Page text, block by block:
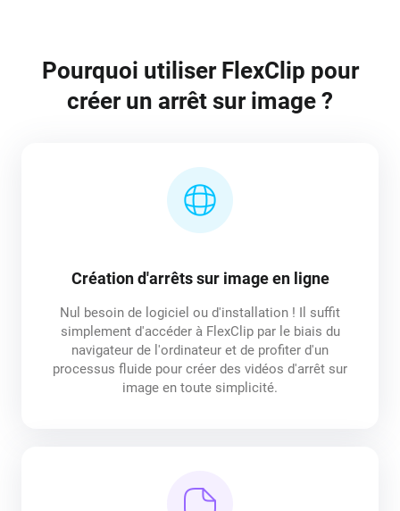
Pourquoi utiliser FlexClip pour
créer un arrêt sur image ?
Création d'arrêts sur image en ligne
Nul besoin de logiciel ou d'installation ! Il suffit
simplement d'accéder à FlexClip par le biais du
navigateur de l'ordinateur et de profiter d'un
processus fluide pour créer des vidéos d'arrêt sur
image en toute simplicité.